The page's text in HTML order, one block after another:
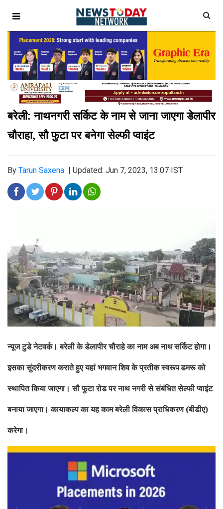
बरेली: नाथनगरी सर्किट के नाम से जाना जाएगा डेलापीर
चौराहा, सौ फुटा पर बनेगा सेल्फी प्वाइंट
By Tarun Saxena Updated: Jun 7, 2023, 13:07 IST
न्यूज टुडे नेटवर्क।बरेली के डेलापीर चौराहे का नाम अब नाथसर्किट होगा।
इसका सुंदरीकरण कराते हुए यहां भगवान शिव के प्रतीक स्वरूपडमरू को
स्थापित किया जाएगा। सौ फुटा रोड परनाथ नगरी से संबंधितसेल्फी प्वाइंट
बनाया जाएगा। कायाकल्प का यह काम बरेली विकास प्राधिकरण (बीडीए)
करेगा।